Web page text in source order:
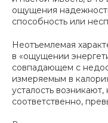
ощущения
способность или
Неотъемлемая
в «ощущении
совпадающем с
измеряемым в
усталость
соответственно,